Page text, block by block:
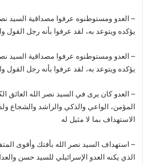
– العدو ومستوطنوه عرفوا مصداقية السيد نصر
يؤكده ويتوعد به، لقد عرفوا بأنه رجل القول
– العدو ومستوطنوه عرفوا مصداقية السيد نصر
يؤكده ويتوعد به، لقد عرفوا بأنه رجل القول
– العدو كان يرى في السيد نصر الله العائق
المؤمن، الواعي والذكي والراشد والشجاع
الاستهداف بما لا مثيل له
– استهداف السيد نصر الله بأفتك وأقوى
الذي يكنه العدو الإسرائيلي للسيد حسن